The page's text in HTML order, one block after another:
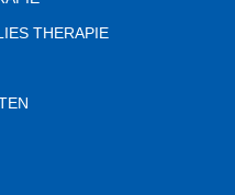
THERAPIE